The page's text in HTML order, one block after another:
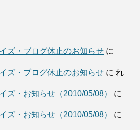
ズ・ブログ休止のお知らせ に
ズ・ブログ休止のお知らせ に れ
ズ・お知らせ（2010/05/08）
に
ズ・お知らせ（2010/05/08）
に